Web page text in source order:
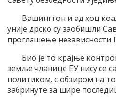
Вашингтон и ад хоц
уније дрско су заобишли
проглашење независности
Био је то крајње
земље чланице ЕУ нису се
политиком, с обзиром на
забринуте за шире